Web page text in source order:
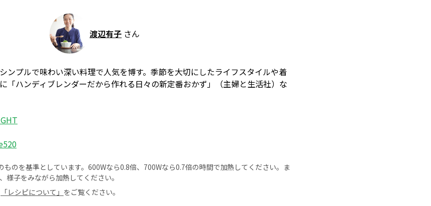
渡辺有子 さん
ンプルで味わい深い料理で人気を博す。季節を大切にしたライフスタイルや着
「ハンディブレンダーだから作れる日々の新定番おかず」（主婦と生活社）な
のを基準としています。600Wなら0.8倍、700Wなら0.7倍の時間で加熱してください。ま
様子をみながら加熱してください。
「レシピについて」 をご覧ください。